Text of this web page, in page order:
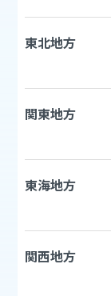
東北地方
関東地方
東海地方
関西地方